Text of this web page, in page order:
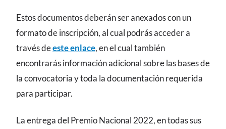
Estos documentos deberán ser anexados con un
formato de inscripción, al cual podrás acceder a
través deeste enlace, en el cual también
encontrarás información adicional sobre las bases de
la convocatoria y toda la documentación requerida
para participar.
La entrega del Premio Nacional 2022, en todas sus